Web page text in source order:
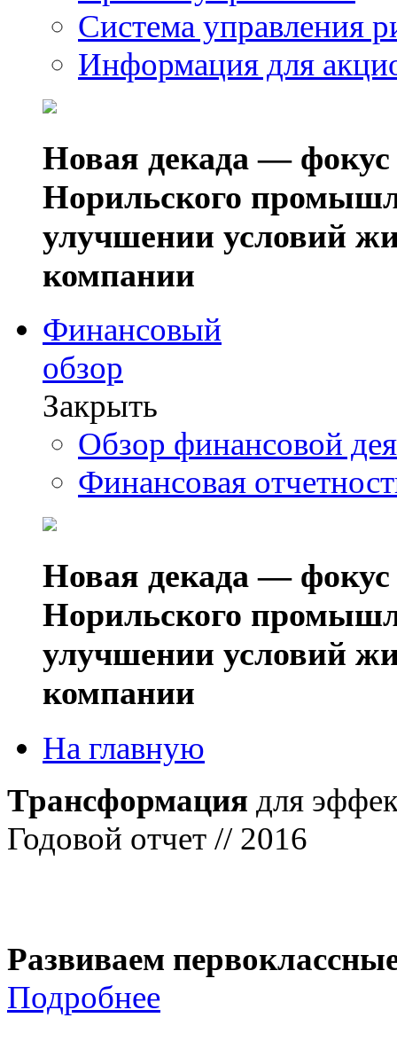
Система управления
Информация для
Новая декада — фокус
Норильского
улучшении условий
компании
Финансовый
обзор
Закрыть
Обзор финансовой
Финансовая
Новая декада — фокус
Норильского
улучшении условий
компании
На главную
Трансформация для
Годовой отчет // 2016
Развиваем
Подробнее